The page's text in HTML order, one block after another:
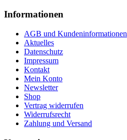
Informationen
AGB und Kundeninformationen
Aktuelles
Datenschutz
Impressum
Kontakt
Mein Konto
Newsletter
Shop
Vertrag widerrufen
Widerrufsrecht
Zahlung und Versand